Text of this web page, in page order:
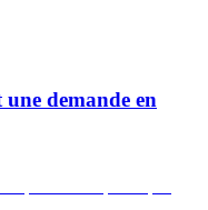
demande en